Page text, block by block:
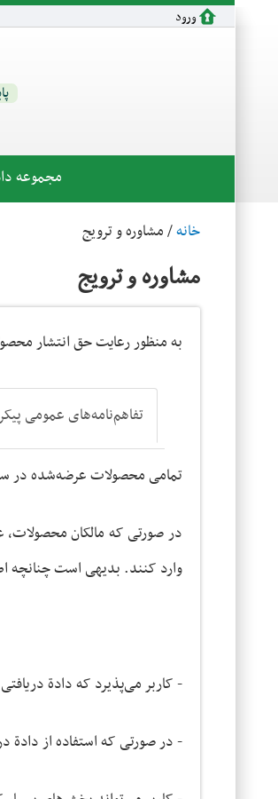
رفتن به محتوای اصلی
ورود
مجموعه
خانه/ مشاوره و ترویج
مشاوره و ترویج
به منظور رعایت حق انتشار
تفاهم‌نامه‌های عمومی
تمامی محصولات عرضه‌شده در
در صورتی که مالکان محصولات،
وارد کنند. بدیهی است چنانچه
- کاربر می‌پذیرد که دادة
- در صورتی که استفاده از دادة